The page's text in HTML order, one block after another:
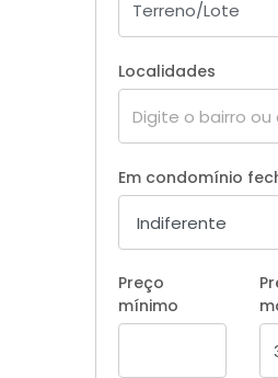
Localidades
Em condomínio
Preço
mínimo